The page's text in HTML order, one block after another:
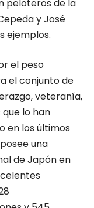
peloteros de la
y José
ejemplos.
el peso
el conjunto de
veteranía,
lo han
en los últimos
una
de Japón en